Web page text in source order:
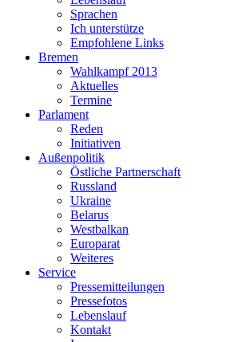
Sprachen
Ich unterstütze
Empfohlene Links
Bremen
Wahlkampf 2013
Aktuelles
Termine
Parlament
Reden
Initiativen
Außenpolitik
Östliche Partnerschaft
Russland
Ukraine
Belarus
Westbalkan
Europarat
Weiteres
Service
Pressemitteilungen
Pressefotos
Lebenslauf
Kontakt